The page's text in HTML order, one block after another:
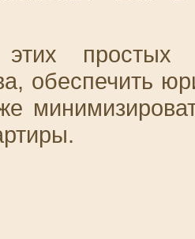
этих
обеспечить